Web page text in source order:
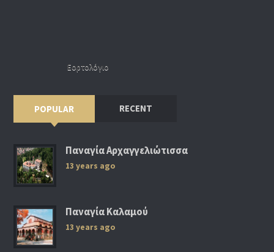
Εορτολόγιο
POPULAR RECENT
Παναγία Αρχαγγελιώτισσα
13 years ago
Παναγία Καλαμού
13 years ago